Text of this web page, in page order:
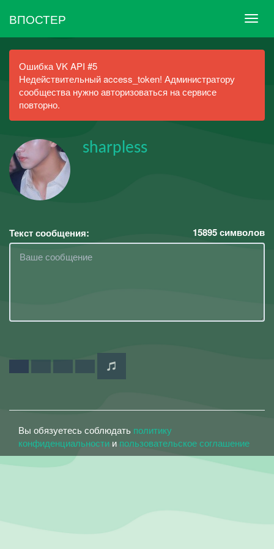
ВПОСТЕР
Ошибка VK API #5
Недействительный access_token! Администратору
сообщества нужно авторизоваться на сервисе
повторно.
sharpless
Текст сообщения: 15895символов
Вы обязуетесь соблюдать политику
конфиденциальности и пользовательское соглашение